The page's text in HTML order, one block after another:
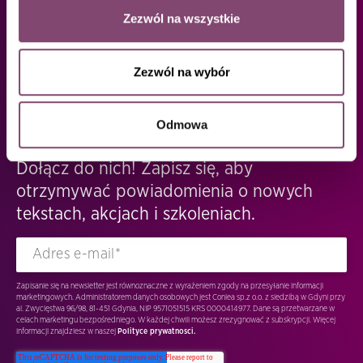
Zezwól na wszystkie
Zezwól na wybór
Odmowa
Już ponad 4 tysiące liderów IT jest w
naszej społeczności.
Dołącz do nich! Zapisz się, aby
otrzymywać powiadomienia o nowych
tekstach, akcjach i szkoleniach.
Zapisanie się na newsletter jest równoznaczne z wyrażeniem zgody na przesyłanie informacji
marketingowych. Administratorem danych osobowych jest Conlea sp.z o.o. z siedzibą w Gdyni przy
al. Zwycięstwa 96/98, 81-451 Gdynia, NIP 9571051515 KRS 0000414977. Dane są przetwarzane w
celach marketingu bezpośredniego. W każdej chwili możesz zrezygnować z subskrypcji. Więcej
informacji znajdziesz w naszej Polityce prywatnosci.